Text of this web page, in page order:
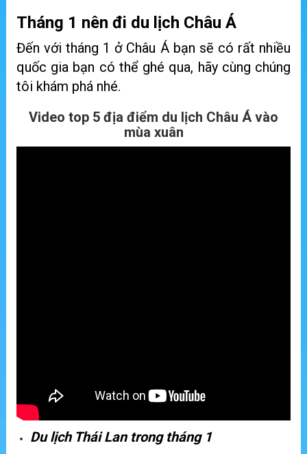
Tháng 1 nên đi du lịch Châu Á
Đến với tháng 1 ở Châu Á bạn sẽ có rất nhiều
quốc gia bạn có thể ghé qua, hãy cùng chúng
tôi khám phá nhé.
Video top 5 địa điểm du lịch Châu Á vào
mùa xuân
Du lịch Thái Lan trong tháng 1